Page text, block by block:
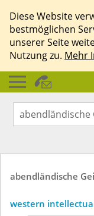
Diese Website
bestmöglichen
unserer Seite
Nutzung zu. Mehr
abendländische
western